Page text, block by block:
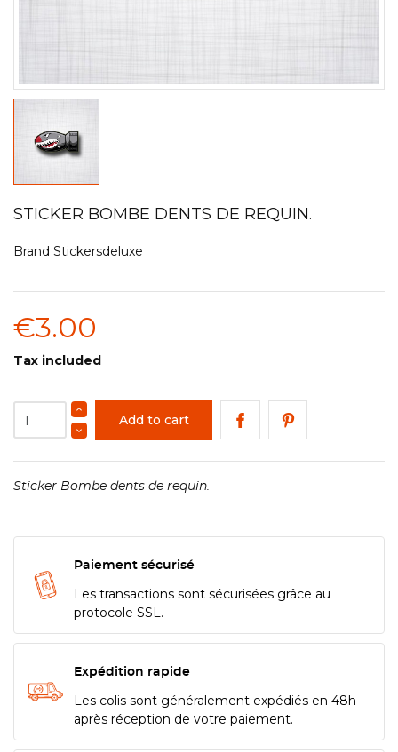
STICKER BOMBE DENTS DE REQUIN.
Brand Stickersdeluxe
€3.00
Tax included
Add to cart
Sticker Bombe dents de requin.
Paiement sécurisé
Les transactions sont sécurisées grâce au
protocole SSL.
Expédition rapide
Les colis sont généralement expédiés en 48h
après réception de votre paiement.